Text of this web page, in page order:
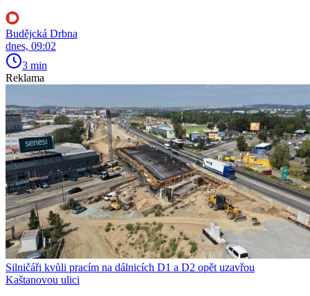
Budějcká Drbna
dnes, 09:02
3 min
Reklama
Silničáři kvůli pracím na dálnicích D1 a D2 opět uzavřou
Kaštanovou ulici